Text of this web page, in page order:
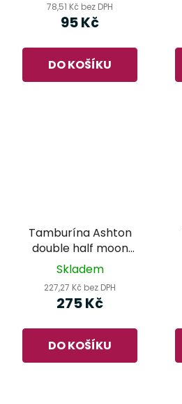
78,51 Kč bez DPH
95 Kč
DO KOŠÍKU
Tamburína Ashton
double half moon
černá HNT20DBK
Skladem
227,27 Kč bez DPH
275 Kč
DO KOŠÍKU